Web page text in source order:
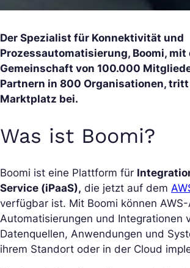
Der Spezialist für Konnektivität und
Prozessautomatisierung, Boomi, mit
Gemeinschaft von 100.000
Partnern in 800 Organisationen, tritt
Marktplatz bei.
Was ist Boomi?
Boomi ist eine Plattform für
Service (iPaaS), die jetzt auf dem
verfügbar ist. Mit Boomi können
Automatisierungen und Integrationen
Datenquellen, Anwendungen und
ihrem Standort oder in der Cloud